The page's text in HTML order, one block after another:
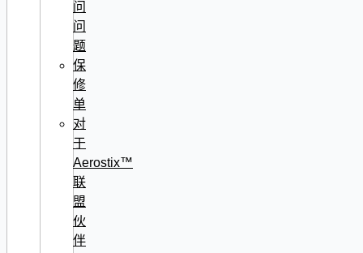
问
问
题
保
修
单
对
于
Aerostix™
联
盟
伙
伴